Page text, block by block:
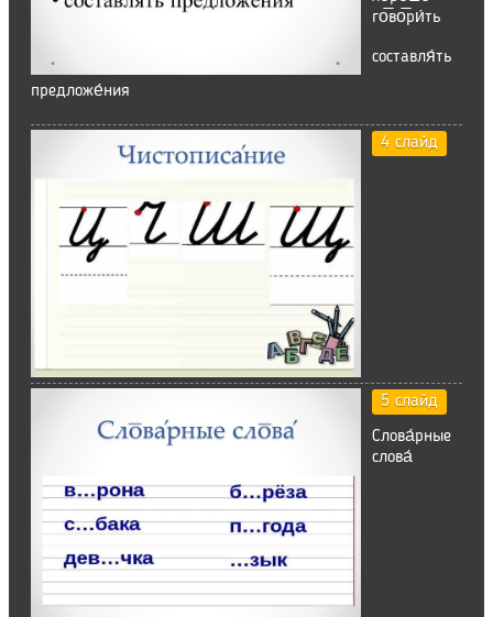
го̅во̅ри́ть
составля́ть
предложе́ния
4 слайд
5 слайд
Слова́рные
слова́